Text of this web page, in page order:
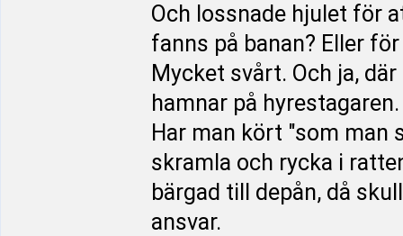
Och lossnade hjulet för
fanns på banan? Eller
Mycket svårt. Och ja,
hamnar på hyrestagaren.
Har man kört "som man
skramla och rycka i
bärgad till depån, då
ansvar.